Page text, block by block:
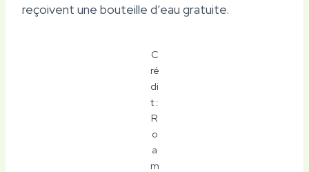
reçoivent une bouteille d’eau gratuite.
C
ré
di
t :
R
o
a
m